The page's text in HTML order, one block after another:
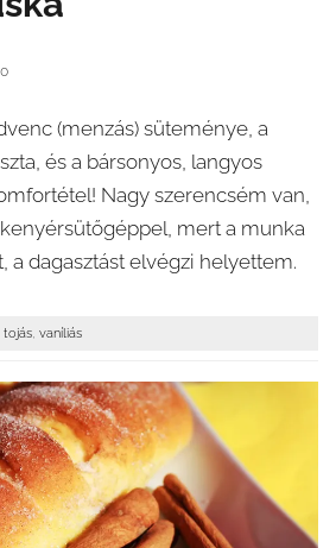
0
(menzás) süteménye, a
és a bársonyos, langyos
Nagy szerencsém van,
mert a munka
a dagasztást elvégzi helyettem.
tojás, vaníliás